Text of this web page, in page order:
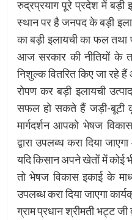
रुद्रप्रयाग पूरे प्रदेश में बड़ी
स्थान पर है जनपद के बड़ी
का बड़ी इलायची का फल तथा
आज सरकार की नीतियों के
निशुल्क वितरित किए जा रहे
रोपण कर बड़ी इलायची
सफल हो सकते हैं जड़ी-बूटी
मार्गदर्शन आपको भेषज
द्वारा उपलब्ध करा दिया
यदि किसान अपने खेतों में कोई
तो भेषज विकास इकाई के
उपलब्ध करा दिया जाएगा
ग्राम प्रधान श्रीमती भट्ट जी